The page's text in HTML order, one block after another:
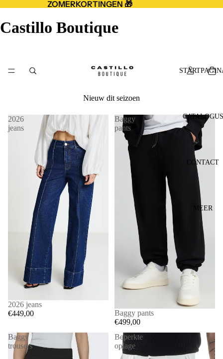
ZOMERKORTINGEN 🎁
Castillo Boutique
CATALOGUS
CONTACT
MEER
Nieuw dit seizoen
2026
jeans
2026 jeans
€449,00
Baggy
pants
Baggy pants
€499,00
Baggy
trousers
Beperkte
oplage